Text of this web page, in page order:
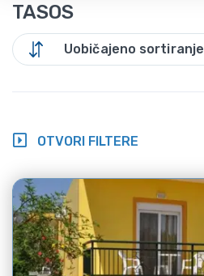
TASOS
Uobičajeno sortiranje
OTVORI FILTERE